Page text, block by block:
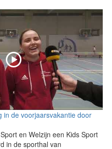
in de voorjaarsvakantie door
en Welzijn een Kids Sport
in de sporthal van